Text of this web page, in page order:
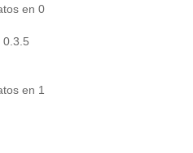
en 0
0.3.5
en 1